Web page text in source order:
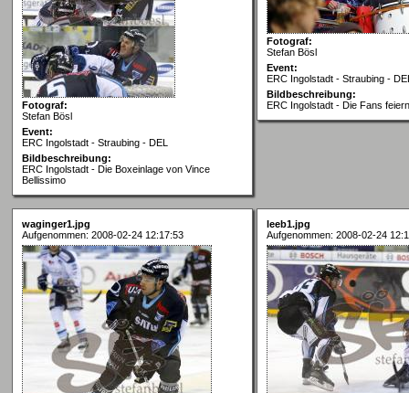
Fotograf:
Stefan Bösl
Event:
ERC Ingolstadt - Straubing - DEL
Bildbeschreibung:
ERC Ingolstadt - Die Boxeinlage von Vince
Bellissimo
Fotograf:
Stefan Bösl
Event:
ERC Ingolstadt - Straubing -
Bildbeschreibung:
ERC Ingolstadt - Die Fans
waginger1.jpg
Aufgenommen: 2008-02-24 12:17:53
leeb1.jpg
Aufgenommen: 2008-02-24